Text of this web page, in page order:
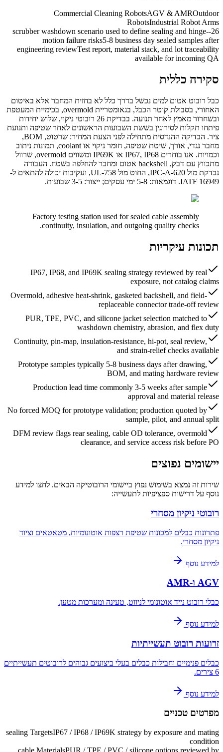
Commercial Cleaning RobotsAGV & AMROutdoor
RobotsIndustrial Robot Arms
26-scrubber washdown scenario used to define sealing and hinge-
motion failure risks5-8 business day sealed samples after
engineering reviewTest report, material stack, and lot traceability
available for incoming QA
סקירה כללית
כבל רובוט אטום למים נכשל בדרך כלל לא בחזית המחבר אלא באיטום
האחורי, בסבולת קוטר הכבל, בגאומטריית overmold, בכימיית המעטפת
ובשחרור מאמץ לאחר תנועה. בבדיקת 26 רובוטי ניקוי, שלוש יחידות
פיתחו תקלות לסירוגין בששת השבועות הראשונים לאחר שטיפה ותנועת
ציר. הבדיקה ההנדסית מתחילה לפני הצעת המחיר: שרטוט, BOM,
מחבר נגדי, אורך, שיטת שטיפה, חומר ניקוי או coolant, תמונות ניתוב
וכמויות. אנו בוחרים IP67, IP68 או IP69K ומשווים overmold, שרוול
מתכווץ עם דבק, backshell אטום ומחבר להחלפה בשטח. העבודה
נבדקת מול IPC-A-620, החוט מול UL-758, ועקיבות יכולה להתאים ל-
IATF 16949. דוגמאות: 5-8 ימי עסקים; ייצור: 3-5 שבועות.
Factory testing station used for sealed cable assembly
continuity, insulation, and outgoing quality checks.
תכונות עיקריות
IP67, IP68, and IP69K sealing strategy reviewed by real
exposure, not catalog claims
Overmold, adhesive heat-shrink, gasketed backshell, and field-
replaceable connector trade-off review
PUR, TPE, PVC, and silicone jacket selection matched to
washdown chemistry, abrasion, and flex duty
Continuity, pin-map, insulation-resistance, hi-pot, seal review,
and strain-relief checks available
Prototype samples typically 5-8 business days after drawing,
BOM, and mating hardware review
Production lead time commonly 3-5 weeks after sample
approval and material release
No forced MOQ for prototype validation; production quoted by
sample, pilot, and annual split
DFM review flags rear sealing, cable OD tolerance, overmold
clearance, and service access risk before PO
יישומים נפוצים
שירות זה נמצא בשימוש נפוץ ביישומי הרובוטיקה הבאים. לחצו למידע
נוסף על דרישות ספציפיות לתעשייה:
רובוטי ניקיון מסחרי
פתרונות כבלים למכונות שטיפת רצפות אוטונומיות, מטאטאים וציוד
ניקיון מסחרי.
למידע נוסף
AGV ו-AMR
כבלי רובוט נייד אוטונומי לניווט, טעינה ומערכות מטען.
למידע נוסף
זרועות רובוט תעשייתיות
כבלים פנימיים וחבילות כבלים בעלי ביצועים גבוהים לרובוטים תעשייתיים
6 צירים.
למידע נוסף
מפרטים טכניים
sealing TargetsIP67 / IP68 / IP69K strategy by exposure and mating
condition
cable MaterialsPUR / TPE / PVC / silicone options reviewed by